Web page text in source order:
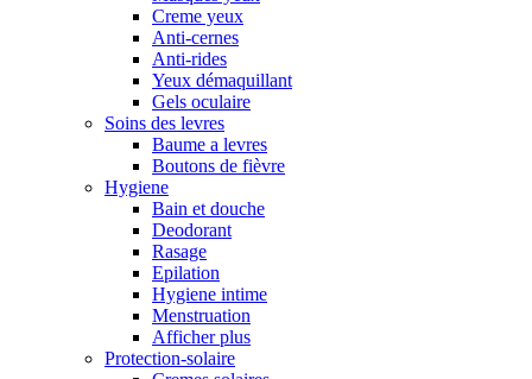
Creme yeux
Anti-cernes
Anti-rides
Yeux démaquillant
Gels oculaire
Soins des levres
Baume a levres
Boutons de fièvre
Hygiene
Bain et douche
Deodorant
Rasage
Epilation
Hygiene intime
Menstruation
Afficher plus
Protection-solaire